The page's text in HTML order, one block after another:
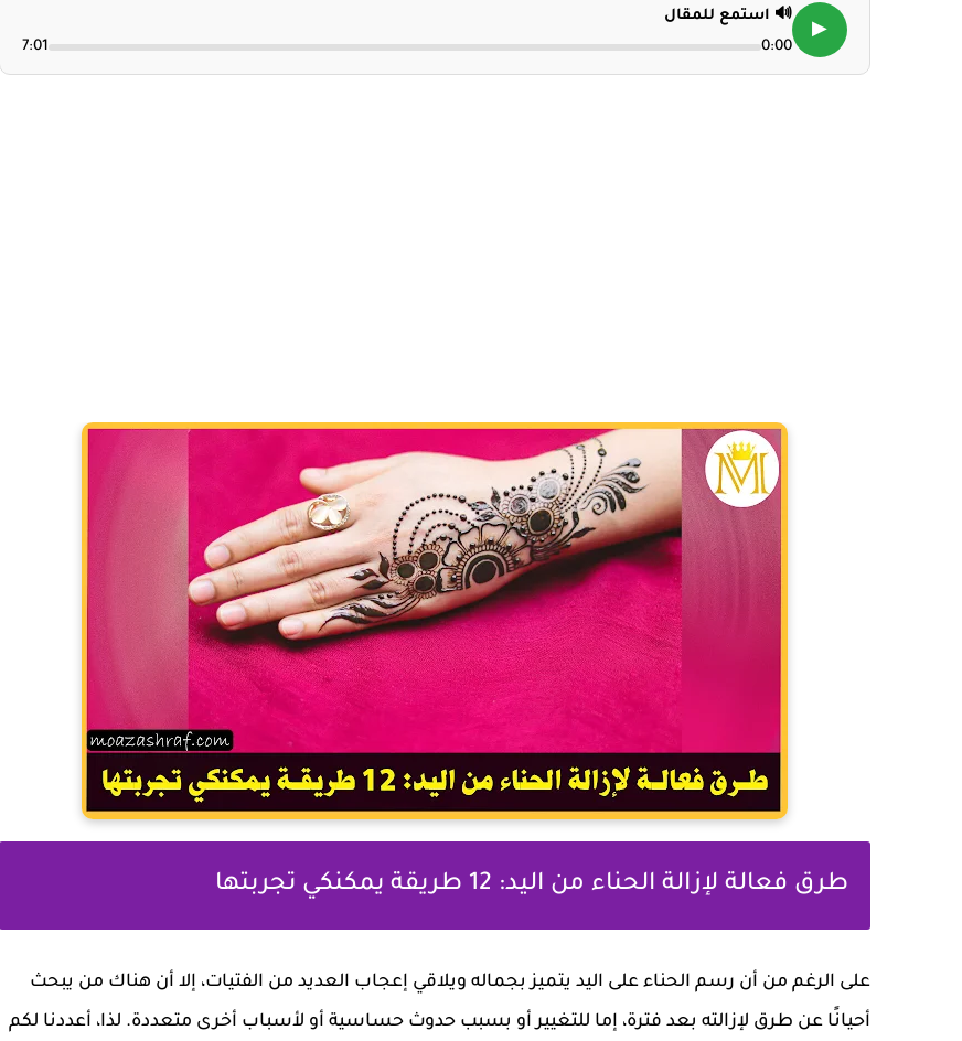
▶
🔊 استمع للمقال
0:00
7:01
طرق فعالة لإزالة الحناء من اليد: 12 طريقة يمكنكي تجربتها
على الرغم من أن رسم الحناء على اليد يتميز بجماله ويلاقي إعجاب العديد من الفتيات، إلا أن هناك من يبحث
أحيانًا عن طرق لإزالته بعد فترة، إما للتغيير أو بسبب حدوث حساسية أو لأسباب أخرى متعددة. لذا، أعددنا لكم